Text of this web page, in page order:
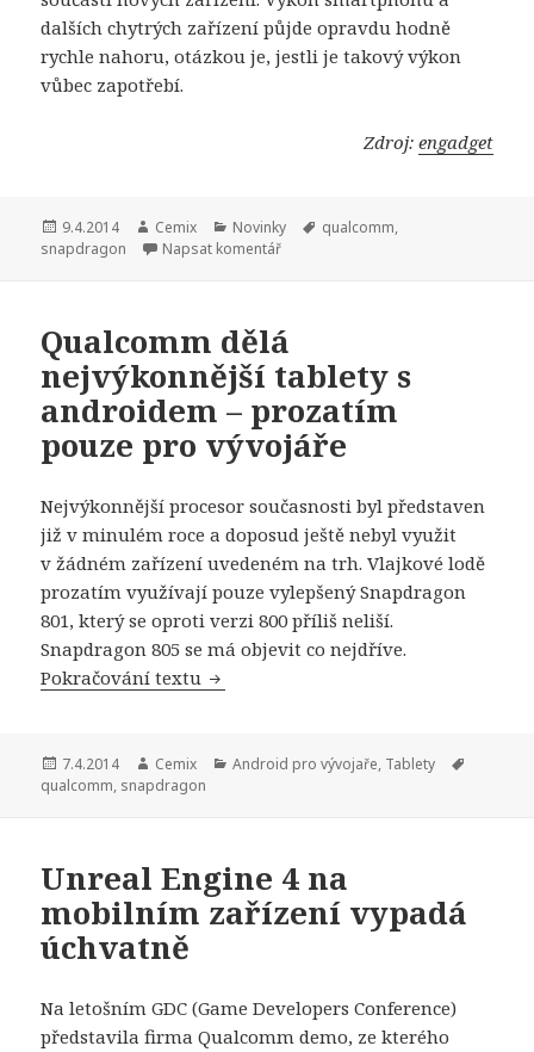
dalších chytrých zařízení půjde opravdu hodně
rychle nahoru, otázkou je, jestli je takový výkon
vůbec zapotřebí.
Zdroj: engadget
Publikováno:
9.4.2014 Autor:
Cemix Rubriky:
Novinky Štítky:
qualcomm,
snapdragon
Napsat komentář
Qualcomm dělá
nejvýkonnější tablety s
androidem – prozatím
pouze pro vývojáře
Nejvýkonnější procesor současnosti byl představen
již v minulém roce a doposud ještě nebyl využit
v žádném zařízení uvedeném na trh. Vlajkové lodě
prozatím využívají pouze vylepšený Snapdragon
801, který se oproti verzi 800 příliš neliší.
Snapdragon 805 se má objevit co nejdříve.
Pokračování textu Qualcomm dělá nejvýkonnější
Publikováno:
7.4.2014 Autor:
Cemix Rubriky:
Android pro vývojaře, Tablety
qualcomm, snapdragon
Unreal Engine 4 na
mobilním zařízení vypadá
úchvatně
Na letošním GDC (Game Developers Conference)
představila firma Qualcomm demo, ze kterého